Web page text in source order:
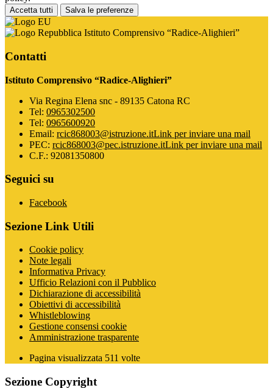
Accetta tutti Salva le preferenze
Istituto Comprensivo “Radice-Alighieri”
Contatti
Istituto Comprensivo “Radice-Alighieri”
Via Regina Elena snc - 89135 Catona RC
Tel: 0965302500
Tel: 0965600920
Email: rcic868003@istruzione.itLink per inviare una mail
PEC: rcic868003@pec.istruzione.itLink per inviare una mail
C.F.: 92081350800
Seguici su
Facebook
Sezione Link Utili
Cookie policy
Note legali
Informativa Privacy
Ufficio Relazioni con il Pubblico
Dichiarazione di accessibilità
Obiettivi di accessibilità
Whistleblowing
Gestione consensi cookie
Amministrazione trasparente
Pagina visualizzata 511 volte
Sezione Copyright